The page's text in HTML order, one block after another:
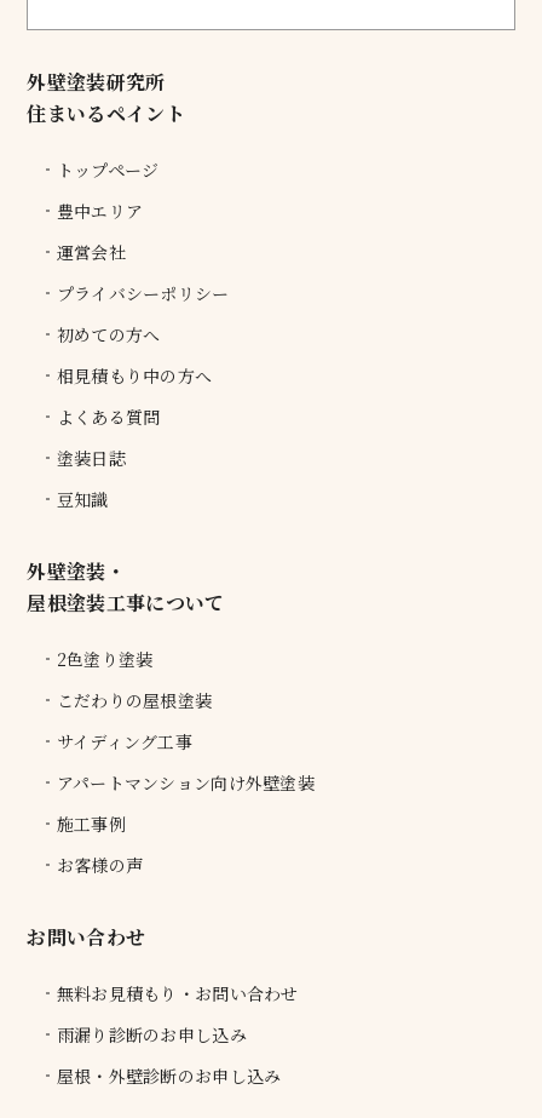
外壁塗装研究所
住まいるペイント
トップページ
豊中エリア
運営会社
プライバシーポリシー
初めての方へ
相見積もり中の方へ
よくある質問
塗装日誌
豆知識
外壁塗装・
屋根塗装工事について
2色塗り塗装
こだわりの屋根塗装
サイディング工事
アパートマンション向け外壁塗装
施工事例
お客様の声
お問い合わせ
無料お見積もり・お問い合わせ
雨漏り診断のお申し込み
屋根・外壁診断のお申し込み